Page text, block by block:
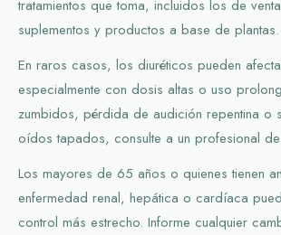
tratamientos que toma, incluidos los de
suplementos y productos a base de plantas.
En raros casos, los diuréticos pueden
especialmente con dosis altas o uso
zumbidos, pérdida de audición repentina o
oídos tapados, consulte a un profesional
Los mayores de 65 años o quienes tienen
enfermedad renal, hepática o cardíaca
control más estrecho. Informe cualquier